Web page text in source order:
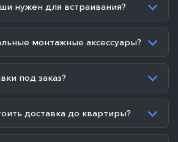
нужен для встраивания?
монтажные аксессуары?
под заказ?
доставка до квартиры?